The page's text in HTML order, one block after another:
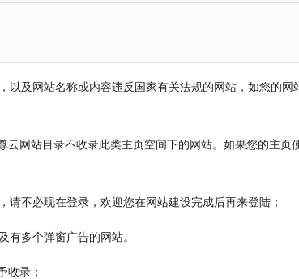
以及网站名称或内容违反国家有关法规的网站，如您的网
网站目录不收录此类主页空间下的网站。如果您的主页
不必现在登录，欢迎您在网站建设完成后再来登陆；
多个弹窗广告的网站。
收录；